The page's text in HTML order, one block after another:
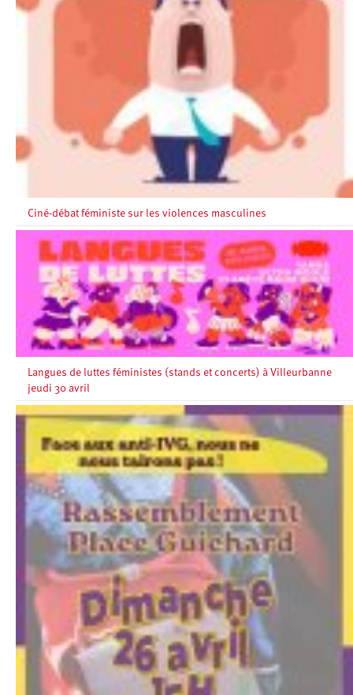
Ciné-débat féministe sur les violences masculines
Langues de luttes féministes (stands et concerts) à Villeurbanne
jeudi 30 avril